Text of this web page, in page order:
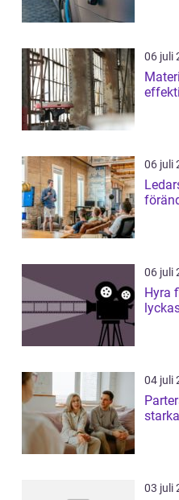
06 juli
06 juli
06 juli
Hyra
04 juli
03 juli